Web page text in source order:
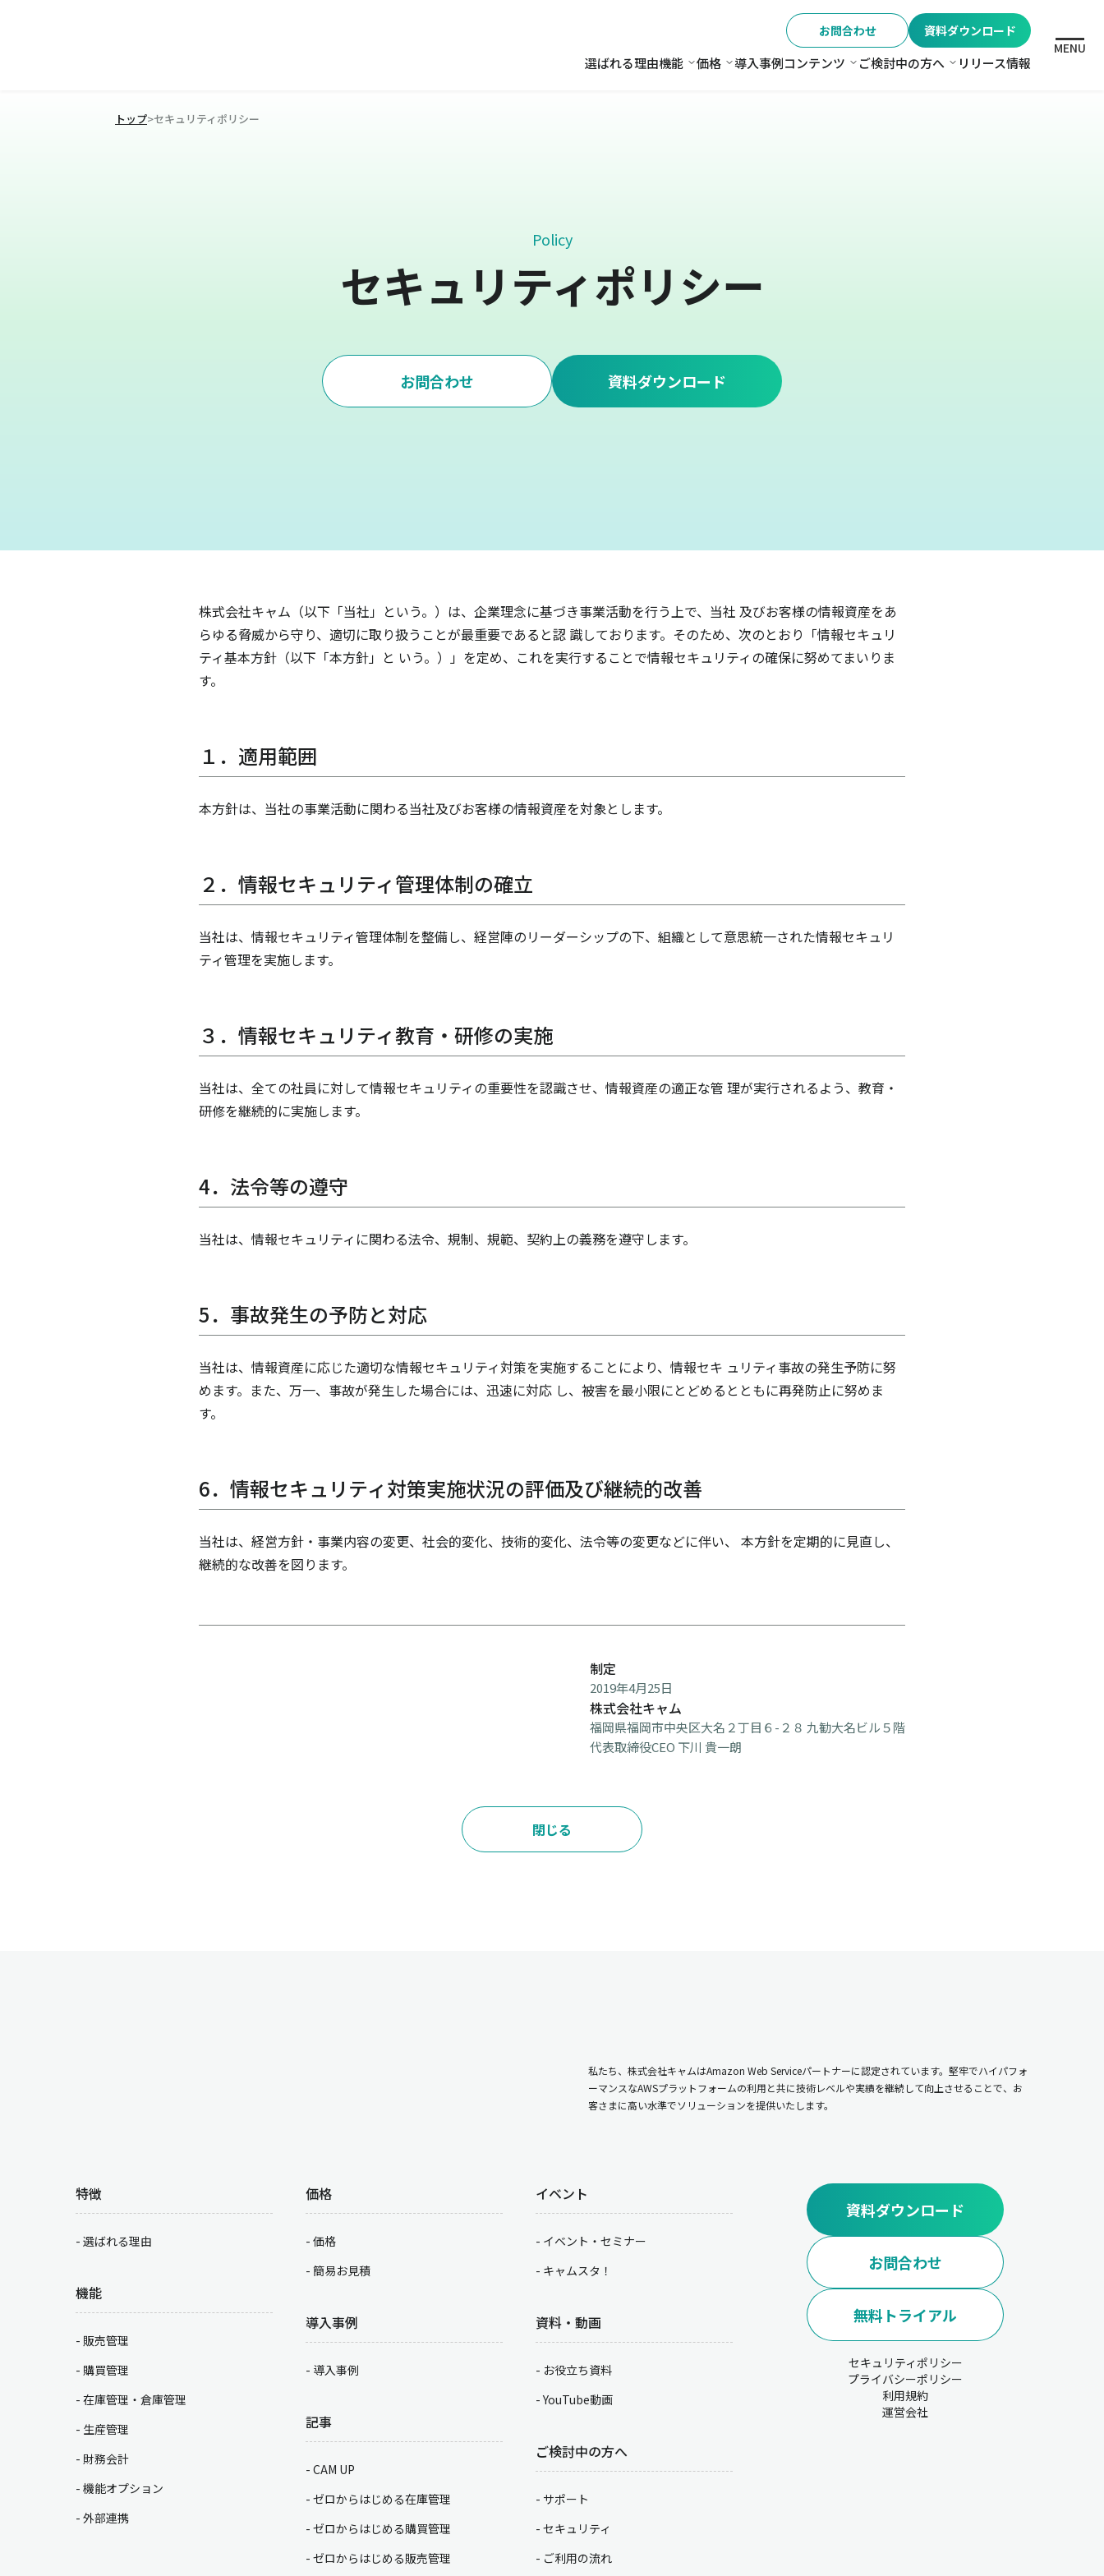
お問合わせ 資料ダウンロード
選ばれる理由機能 機能
価格 価格
導入事例コンテンツ コンテンツ
ご検討中の方へ ご検討中の方へ
リリース情報
MENU
トップ>セキュリティポリシー
Policy
セキュリティポリシー
お問合わせ 資料ダウンロード
株式会社キャム（以下「当社」という。）は、企業理念に基づき事業活動を行う上で、当社 及びお客様の情報資産をあ
らゆる脅威から守り、適切に取り扱うことが最重要であると認 識しております。そのため、次のとおり「情報セキュリ
ティ基本方針（以下「本方針」と いう。）」を定め、これを実行することで情報セキュリティの確保に努めてまいりま
す。
１．適用範囲
本方針は、当社の事業活動に関わる当社及びお客様の情報資産を対象とします。
２．情報セキュリティ管理体制の確立
当社は、情報セキュリティ管理体制を整備し、経営陣のリーダーシップの下、組織として意思統一された情報セキュリ
ティ管理を実施します。
３．情報セキュリティ教育・研修の実施
当社は、全ての社員に対して情報セキュリティの重要性を認識させ、情報資産の適正な管 理が実行されるよう、教育・
研修を継続的に実施します。
4．法令等の遵守
当社は、情報セキュリティに関わる法令、規制、規範、契約上の義務を遵守します。
5．事故発生の予防と対応
当社は、情報資産に応じた適切な情報セキュリティ対策を実施することにより、情報セキ ュリティ事故の発生予防に努
めます。また、万一、事故が発生した場合には、迅速に対応 し、被害を最小限にとどめるとともに再発防止に努めま
す。
6．情報セキュリティ対策実施状況の評価及び継続的改善
当社は、経営方針・事業内容の変更、社会的変化、技術的変化、法令等の変更などに伴い、 本方針を定期的に見直し、
継続的な改善を図ります。
制定
2019年4月25日
株式会社キャム
福岡県福岡市中央区大名２丁目６-２８ 九勧大名ビル５階
代表取締役CEO 下川 貴一朗
閉じる
私たち、株式会社キャムはAmazon Web Serviceパートナーに認定されています。堅牢でハイパフォ
ーマンスなAWSプラットフォームの利用と共に技術レベルや実績を継続して向上させることで、お
客さまに高い水準でソリューションを提供いたします。
特徴
選ばれる理由
機能
販売管理
購買管理
在庫管理・倉庫管理
生産管理
財務会計
機能オプション
外部連携
価格
価格
簡易お見積
導入事例
導入事例
記事
CAM UP
ゼロからはじめる在庫管理
ゼロからはじめる購買管理
ゼロからはじめる販売管理
イベント
イベント・セミナー
キャムスタ！
資料・動画
お役立ち資料
YouTube動画
ご検討中の方へ
サポート
セキュリティ
ご利用の流れ
資料ダウンロード
お問合わせ
無料トライアル
セキュリティポリシー
プライバシーポリシー
利用規約
運営会社